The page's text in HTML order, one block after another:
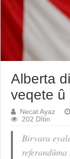
Alberta
veqete û
Necat Ayaz
202 Dîtin
Biryara